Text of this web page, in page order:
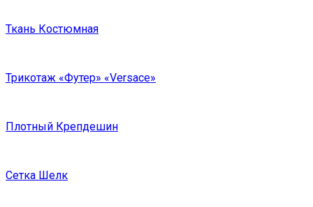
Ткань Костюмная
Трикотаж «Футер» «Versace»
Плотный Крепдешин
Сетка Шелк